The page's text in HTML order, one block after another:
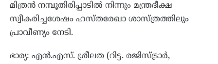
മിത്രൻ നമ്പൂതിരിപ്പാടിൽ നിന്നും മന്ത്രദീക്ഷ
സ്വീകരിച്ചശേഷം ഹസ്തരേഖാ ശാസ്ത്രത്തിലും
പ്രാവീണ്യം നേടി.
ഭാര്യ: എൻ.എസ്. ശ്രീലത (റിട്ട. രജിസ്ട്രാർ,